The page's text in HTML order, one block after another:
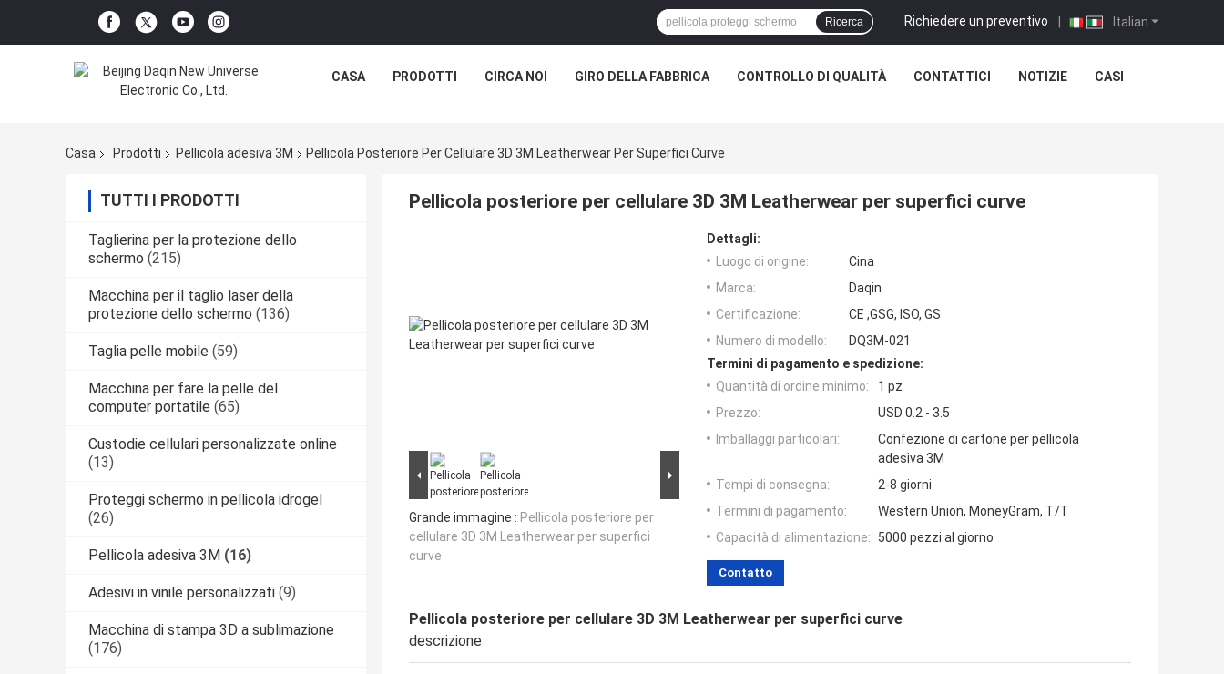
Italian
Richiedere un preventivo |
Ricerca
CASA PRODOTTI CIRCA NOI GIRO DELLA FABBRICA CONTROLLO DI QUALITÀ CONTATTICI NOTIZIE CASI
Casa Prodotti Pellicola adesiva 3M Pellicola Posteriore Per Cellulare 3D 3M Leatherwear Per Superfici Curve
TUTTI I PRODOTTI
Taglierina per la protezione dello
schermo (215)
Macchina per il taglio laser della
protezione dello schermo (136)
Taglia pelle mobile (59)
Macchina per fare la pelle del
computer portatile (65)
Custodie cellulari personalizzate online
(13)
Proteggi schermo in pellicola idrogel
(26)
Pellicola adesiva 3M (16)
Adesivi in ​​vinile personalizzati (9)
Macchina di stampa 3D a sublimazione
(176)
Pellicola posteriore per cellulare 3D 3M Leatherwear per superfici curve
Grande immagine : Pellicola posteriore per
cellulare 3D 3M Leatherwear per superfici
curve
Dettagli:
Luogo di origine:
Cina
Marca:
Daqin
Certificazione:
CE ,GSG, ISO, GS
Numero di modello:
DQ3M-021
Termini di pagamento e spedizione:
Quantità di ordine minimo:
1 pz
Prezzo:
USD 0.2 - 3.5
Imballaggi particolari:
Confezione di cartone per pellicola
adesiva 3M
Tempi di consegna:
2-8 giorni
Termini di pagamento:
Western Union, MoneyGram, T/T
Capacità di alimentazione:
5000 pezzi al giorno
Contatto
Pellicola posteriore per cellulare 3D 3M Leatherwear per superfici curve
descrizione